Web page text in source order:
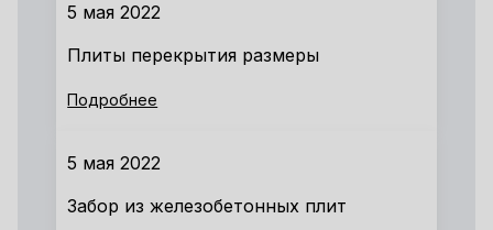
5 мая 2022
Плиты перекрытия размеры
Подробнее
5 мая 2022
Забор из железобетонных плит